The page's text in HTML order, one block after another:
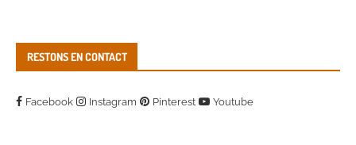
RESTONS EN CONTACT
Facebook Instagram Pinterest Youtube